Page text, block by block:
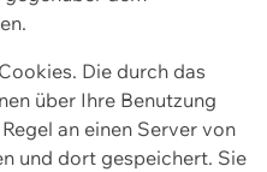
Die durch das
über Ihre Benutzung
an einen Server von
und dort gespeichert. Sie